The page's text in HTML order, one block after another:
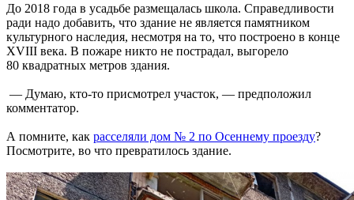
До 2018 года в усадьбе размещалась школа. Справедливости
ради надо добавить, что здание не является памятником
культурного наследия, несмотря на то, что построено в конце
XVIII века. В пожаре никто не пострадал, выгорело
80 квадратных метров здания.
— Думаю, кто-то присмотрел участок, — предположил
комментатор.
А помните, как расселяли дом № 2 по Осеннему проезду?
Посмотрите, во что превратилось здание.